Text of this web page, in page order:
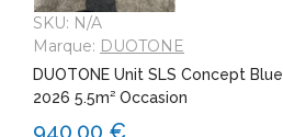
SKU: N/A
Marque: DUOTONE
DUOTONE Unit SLS Concept Blue
2026 5.5m² Occasion